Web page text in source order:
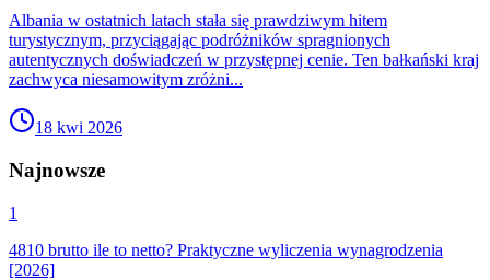
Albania w ostatnich latach stała się prawdziwym hitem
turystycznym, przyciągając podróżników spragnionych
autentycznych doświadczeń w przystępnej cenie. Ten bałkański kraj
zachwyca niesamowitym zróżni...
18 kwi 2026
Najnowsze
1
4810 brutto ile to netto? Praktyczne wyliczenia wynagrodzenia
[2026]